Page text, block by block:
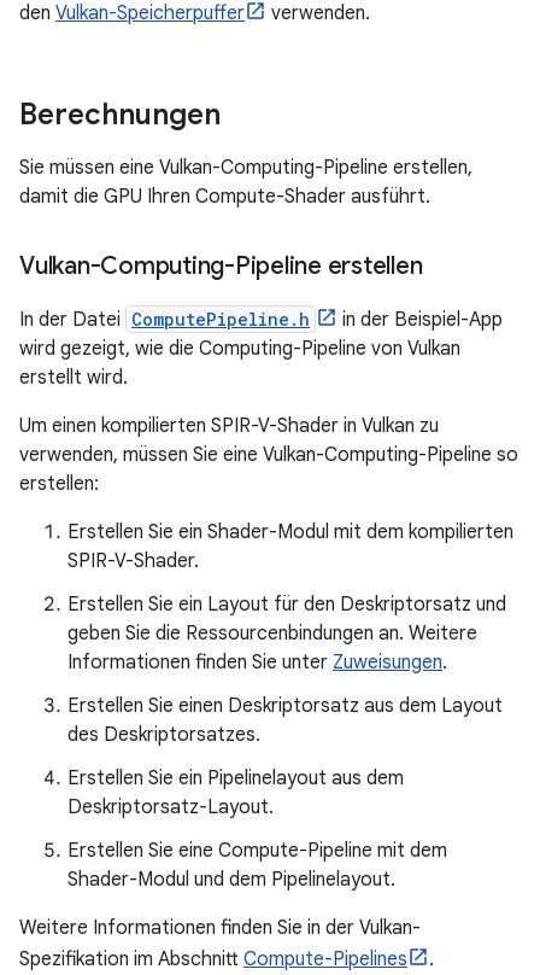
den Vulkan-Speicherpuffer verwenden.
Berechnungen
Sie müssen eine Vulkan-Computing-Pipeline erstellen,
damit die GPU Ihren Compute-Shader ausführt.
Vulkan-Computing-Pipeline erstellen
In der Datei ComputePipeline.h
in der Beispiel-App
wird gezeigt, wie die Computing-Pipeline von Vulkan
erstellt wird.
Um einen kompilierten SPIR-V-Shader in Vulkan zu
verwenden, müssen Sie eine Vulkan-Computing-Pipeline so
erstellen:
Erstellen Sie ein Shader-Modul mit dem kompilierten
SPIR-V-Shader.
Erstellen Sie ein Layout für den Deskriptorsatz und
geben Sie die Ressourcenbindungen an. Weitere
Informationen finden Sie unter Zuweisungen.
Erstellen Sie einen Deskriptorsatz aus dem Layout
des Deskriptorsatzes.
Erstellen Sie ein Pipelinelayout aus dem
Deskriptorsatz-Layout.
Erstellen Sie eine Compute-Pipeline mit dem
Shader-Modul und dem Pipelinelayout.
Weitere Informationen finden Sie in der Vulkan-
Spezifikation im Abschnitt Compute-Pipelines .